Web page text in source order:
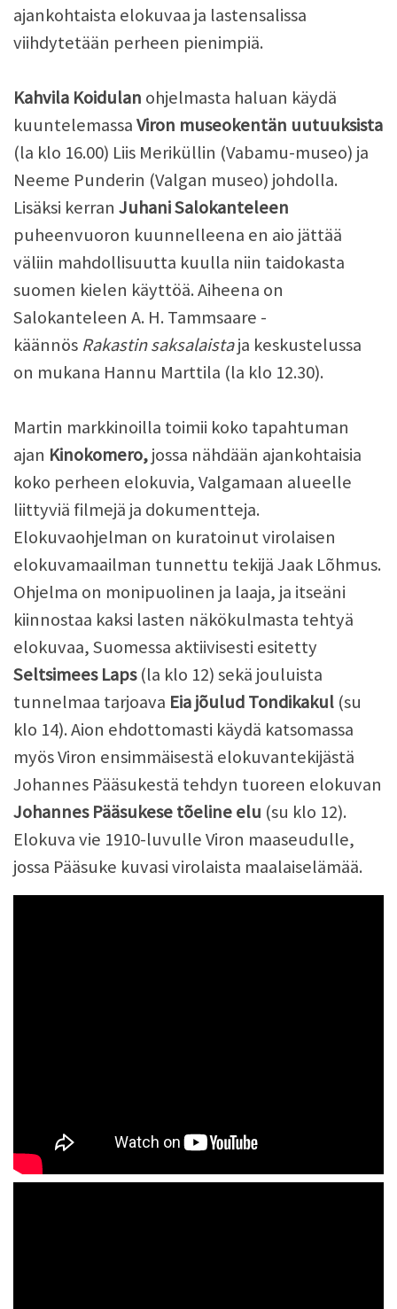
ajankohtaista elokuvaa ja lastensalissa
viihdytetään perheen pienimpiä.
Kahvila Koidulan ohjelmasta haluan käydä
kuuntelemassaViron museokentän uutuuksista
(la klo 16.00) Liis Meriküllin (Vabamu-museo) ja
Neeme Punderin (Valgan museo) johdolla.
Lisäksi kerran Juhani Salokanteleen
puheenvuoron kuunnelleena en aio jättää
väliin mahdollisuutta kuulla niin taidokasta
suomen kielen käyttöä. Aiheena on
Salokanteleen A. H. Tammsaare -
käännös Rakastin saksalaistaja keskustelussa
on mukana Hannu Marttila (la klo 12.30).
Martin markkinoilla toimii koko tapahtuman
ajan Kinokomero,jossa nähdään ajankohtaisia
koko perheen elokuvia, Valgamaan alueelle
liittyviä filmejä ja dokumentteja.
Elokuvaohjelman on kuratoinut virolaisen
elokuvamaailman tunnettu tekijä Jaak Lõhmus.
Ohjelma on monipuolinen ja laaja, ja itseäni
kiinnostaa kaksi lasten näkökulmasta tehtyä
elokuvaa, Suomessa aktiivisesti esitetty
Seltsimees Laps(la klo 12) sekä jouluista
tunnelmaa tarjoava Eia jõulud Tondikakul (su
klo 14). Aion ehdottomasti käydä katsomassa
myös Viron ensimmäisestä elokuvantekijästä
Johannes Pääsukestä tehdyn tuoreen elokuvan
Johannes Pääsukese tõeline elu (su klo 12).
Elokuva vie 1910-luvulle Viron maaseudulle,
jossa Pääsuke kuvasi virolaista maalaiselämää.